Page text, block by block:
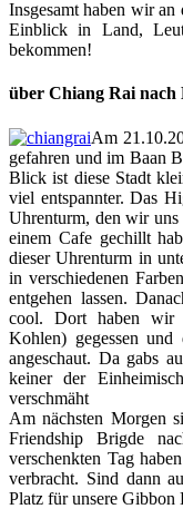
Insgesamt haben wir an
Einblick in Land,
bekommen!
über Chiang Rai nach
Am
gefahren und im Baan
Blick ist diese Stadt
viel entspannter. Das
Uhrenturm, den wir uns
einem Cafe gechillt
dieser Uhrenturm in
in verschiedenen
entgehen lassen.
cool. Dort haben wir
Kohlen) gegessen und
angeschaut. Da gabs
keiner der
verschmäht
Am nächsten Morgen
Friendship Brigde
verschenkten Tag
verbracht. Sind dann
Platz für unsere Gibbon